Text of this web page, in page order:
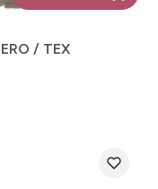
/ TEX